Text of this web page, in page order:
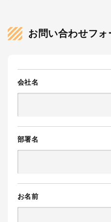
お問い合わせフォ
会社名
部署名
お名前